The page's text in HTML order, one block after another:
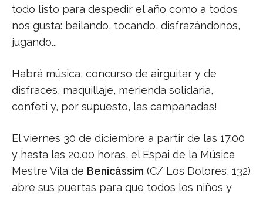
todo listo para despedir el año como a todos
nos gusta: bailando, tocando, disfrazándonos,
jugando...
Habrá música, concurso de airguitar y de
disfraces, maquillaje, merienda solidaria,
confeti y, por supuesto, las campanadas!
El viernes 30 de diciembre a partir de las 17.00
y hasta las 20.00 horas, el Espai de la Música
Mestre Vila de Benicàssim (C/ Los Dolores, 132)
abre sus puertas para que todos los niños y